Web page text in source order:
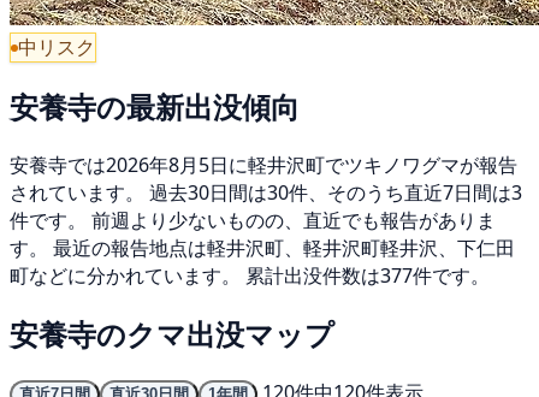
中リスク
安養寺の最新出没傾向
安養寺では2026年8月5日に軽井沢町でツキノワグマが報告
されています。 過去30日間は30件、そのうち直近7日間は3
件です。 前週より少ないものの、直近でも報告がありま
す。 最近の報告地点は軽井沢町、軽井沢町軽井沢、下仁田
町などに分かれています。 累計出没件数は377件です。
安養寺のクマ出没マップ